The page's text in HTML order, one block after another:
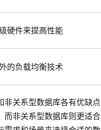
硬件来提高性能
的负载均衡技术
非关系型数据库各有优缺
而非关系型数据库则更适